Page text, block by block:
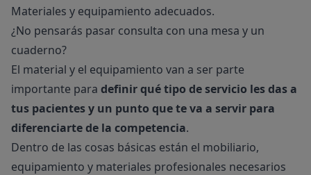
Materiales y equipamiento adecuados.
¿No pensarás pasar consulta con una mesa y un
cuaderno?
El material y el equipamiento van a ser parte
importante para definir qué tipo de servicio les das a
tus pacientes y un punto que te va a servir para
diferenciarte de la competencia.
Dentro de las cosas básicas están el mobiliario,
equipamiento y materiales profesionales necesarios